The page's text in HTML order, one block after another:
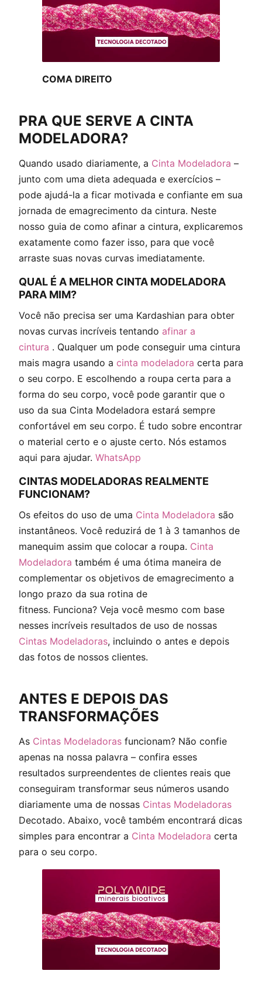
COMA DIREITO
PRA QUE SERVE A CINTA
MODELADORA?
Quando usado diariamente, a Cinta Modeladora –
junto com uma dieta adequada e exercícios –
pode ajudá-la a ficar motivada e confiante em sua
jornada de emagrecimento da cintura. Neste
nosso guia de como afinar a cintura, explicaremos
exatamente como fazer isso, para que você
arraste suas novas curvas imediatamente.
QUAL É A MELHOR CINTA MODELADORA
PARA MIM?
Você não precisa ser uma Kardashian para obter
novas curvas incríveis tentando afinar a
cintura . Qualquer um pode conseguir uma cintura
mais magra usando a cinta modeladora certa para
o seu corpo. E escolhendo a roupa certa para a
forma do seu corpo, você pode garantir que o
uso da sua Cinta Modeladora estará sempre
confortável em seu corpo. É tudo sobre encontrar
o material certo e o ajuste certo. Nós estamos
aqui para ajudar. WhatsApp
CINTAS MODELADORAS REALMENTE
FUNCIONAM?
Os efeitos do uso de uma Cinta Modeladora são
instantâneos. Você reduzirá de 1 à 3 tamanhos de
manequim assim que colocar a roupa. Cinta
Modeladora também é uma ótima maneira de
complementar os objetivos de emagrecimento a
longo prazo da sua rotina de
fitness. Funciona? Veja você mesmo com base
nesses incríveis resultados de uso de nossas
Cintas Modeladoras, incluindo o antes e depois
das fotos de nossos clientes.
ANTES E DEPOIS DAS
TRANSFORMAÇÕES
As Cintas Modeladoras funcionam? Não confie
apenas na nossa palavra – confira esses
resultados surpreendentes de clientes reais que
conseguiram transformar seus números usando
diariamente uma de nossas Cintas Modeladoras
Decotado. Abaixo, você também encontrará dicas
simples para encontrar a Cinta Modeladora certa
para o seu corpo.